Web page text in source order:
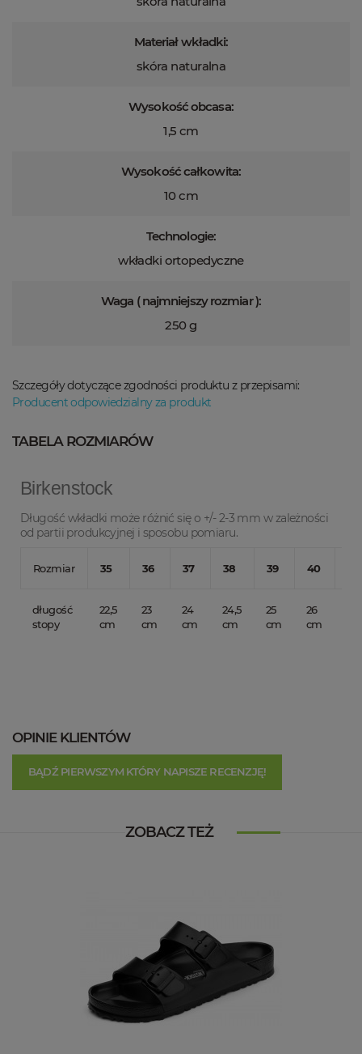
Materiał wkładki:
skóra naturalna
Wysokość obcasa:
1,5 cm
Wysokość całkowita:
10 cm
Technologie:
wkładki ortopedyczne
Waga ( najmniejszy rozmiar ):
250 g
Szczegóły dotyczące zgodności produktu z przepisami:
Producent odpowiedzialny za produkt
TABELA ROZMIARÓW
Birkenstock
Długość wkładki może różnić się o +/- 2-3 mm w zależności
od partii produkcyjnej i sposobu pomiaru.
Rozmiar 35 36 37 38 39 40
długość
stopy
22,5
cm
23
cm
24
cm
24,5
cm
25
cm
26
cm
OPINIE KLIENTÓW
BĄDŹ PIERWSZYM KTÓRY NAPISZE RECENZJĘ!
ZOBACZ TEŻ